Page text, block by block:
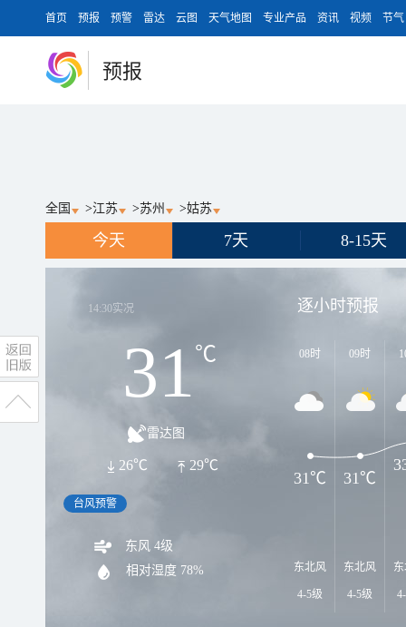
首页 预报 预警 雷达 云图 天气地图 专业产品 资讯 视频 节气
预报
全国 >江苏 >苏州 >姑苏
今天 7天 8-15天
14:30实况
31℃
雷达图
29℃
26℃
台风预警
东风 4级
相对湿度 78%
逐小时预报
08时
东北风
4-5级
09时
东北风
4-5级
31℃ 31℃